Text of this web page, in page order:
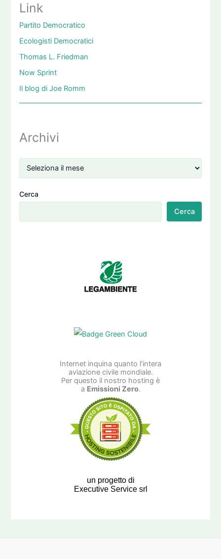
Link
Partito Democratico
Ecologisti Democratici
Thomas L. Friedman
Now Sprint
Il blog di Joe Romm
Archivi
Cerca
Cerca
Internet inquina quanto l’intera
aviazione civile mondiale.
Per questo il nostro hosting è
a Emissioni Zero.
un progetto di
Executive Service srl